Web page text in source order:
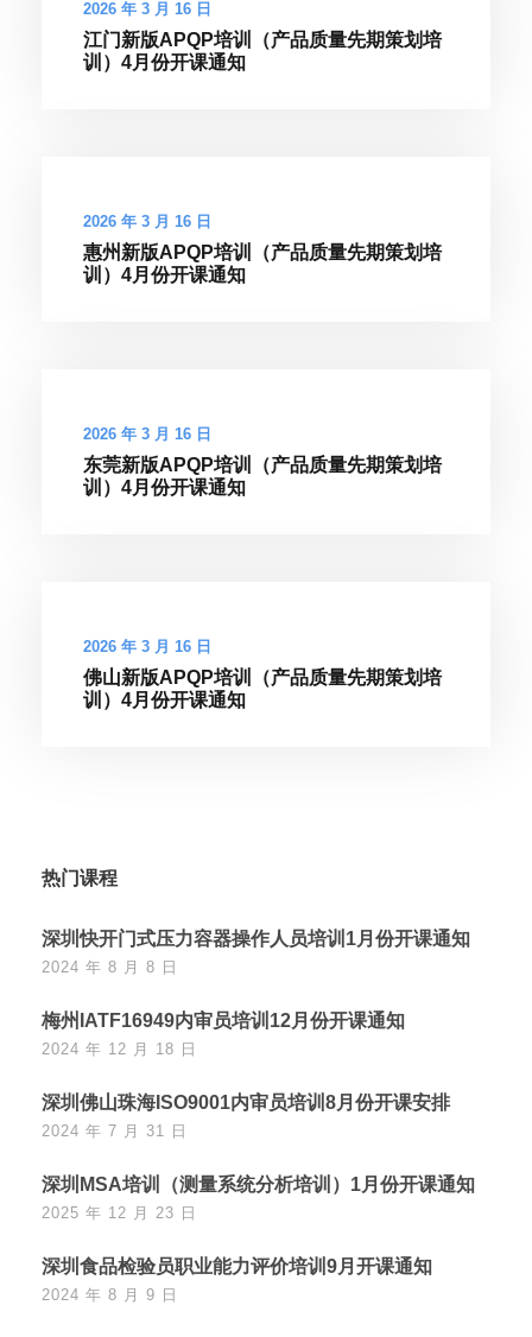
2026 年 3 月 16 日
江门新版APQP培训（产品质量先期策划培
训）4月份开课通知
2026 年 3 月 16 日
惠州新版APQP培训（产品质量先期策划培
训）4月份开课通知
2026 年 3 月 16 日
东莞新版APQP培训（产品质量先期策划培
训）4月份开课通知
2026 年 3 月 16 日
佛山新版APQP培训（产品质量先期策划培
训）4月份开课通知
热门课程
深圳快开门式压力容器操作人员培训1月份开课通知
2024 年 8 月 8 日
梅州IATF16949内审员培训12月份开课通知
2024 年 12 月 18 日
深圳佛山珠海ISO9001内审员培训8月份开课安排
2024 年 7 月 31 日
深圳MSA培训（测量系统分析培训）1月份开课通知
2025 年 12 月 23 日
深圳食品检验员职业能力评价培训9月开课通知
2024 年 8 月 9 日